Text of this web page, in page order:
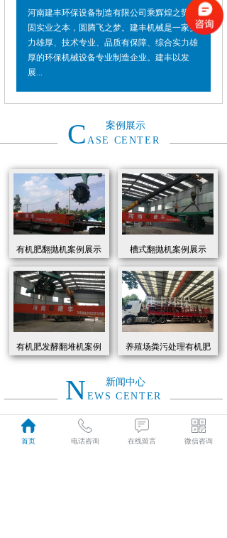
河南建丰环保设备制造有限公司乘辉煌之势，
固实业之本，圆腾飞之梦。建丰机械是一家实
力雄厚、技术专业、品质有保障、综合实力雄
厚的环保机械设备专业制造企业。建丰以发
展...
案例展示
C ASE CENTER
有机肥翻抛机案例展示 槽式翻抛机案例展示
有机肥发酵翻堆机案例
展示
养殖场粪污处理有机肥
发酵罐 履带式有机肥翻
新闻中心
N EWS CENTER
2026
首页 电话咨询 在线留言 微信咨询